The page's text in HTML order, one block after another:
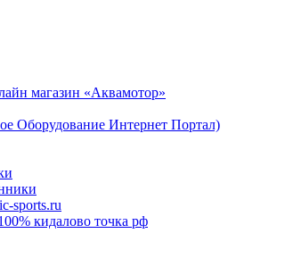
магазин «Аквамотор»
Интернет Портал)
sports.ru
кидалово точка рф